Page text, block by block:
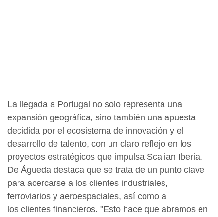
La llegada a Portugal no solo representa una
expansión geográfica, sino también una apuesta
decidida por el ecosistema de innovación y el
desarrollo de talento, con un claro reflejo en los
proyectos estratégicos que impulsa Scalian Iberia.
De Águeda destaca que se trata de un punto clave
para acercarse a los clientes industriales,
ferroviarios y aeroespaciales, así como a
los clientes financieros. "Esto hace que abramos en